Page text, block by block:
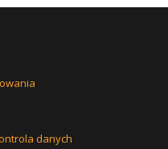
danych